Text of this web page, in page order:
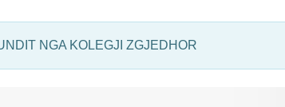
NGA KOLEGJI ZGJEDHOR